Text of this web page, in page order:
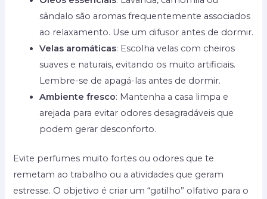
sândalo são aromas frequentemente associados
ao relaxamento. Use um difusor antes de dormir.
Velas aromáticas: Escolha velas com cheiros
suaves e naturais, evitando os muito artificiais.
Lembre-se de apagá-las antes de dormir.
Ambiente fresco: Mantenha a casa limpa e
arejada para evitar odores desagradáveis que
podem gerar desconforto.
Evite perfumes muito fortes ou odores que te
remetam ao trabalho ou a atividades que geram
estresse. O objetivo é criar um “gatilho” olfativo para o